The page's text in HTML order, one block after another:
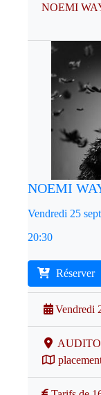
NOEMI
NOEMI
Vendredi 25
20:30
Réserver
Vendredi